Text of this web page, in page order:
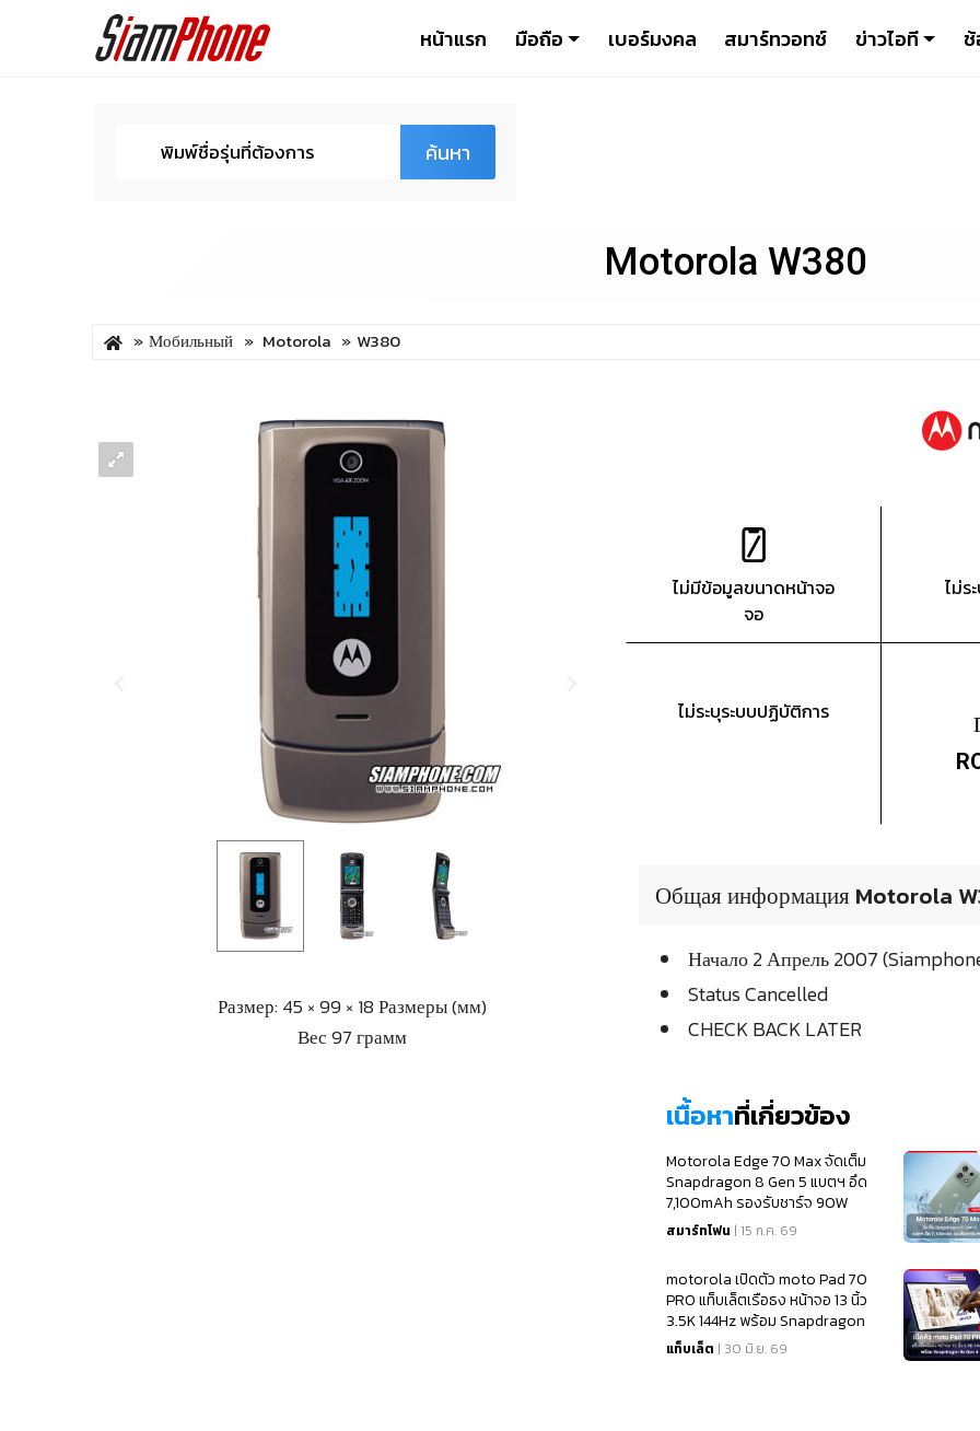
หน้าแรก มือถือ เบอร์มงคล สมาร์ทวอทช์ ข่าวไอที
ค้นหา
Motorola W380
Мобильный Motorola W380
Размер: 45 × 99 × 18 Размеры (мм)
Вес 97 грамм
ไม่มีข้อมูลขนาดหน้าจอ
จอ
ไม่ร
ไม่ระบุระบบปฏิบัติการ
Общая информация Motorola
Начало 2 Апрель 2007
Status Cancelled
CHECK BACK LATER
เนื้อหาที่เกี่ยวข้อง
Motorola Edge 70 Max จัดเต็ม
Snapdragon 8 Gen 5 แบตฯ อึด
7,100mAh รองรับชาร์จ 90W
สมาร์ทโฟน | 15 ก.ค. 69
motorola เปิดตัว moto Pad 70
PRO แท็บเล็ตเรือธง หน้าจอ 13 นิ้ว
3.5K 144Hz พร้อม Snapdragon
8s Gen 4
แท็บเล็ต | 30 มิ.ย. 69